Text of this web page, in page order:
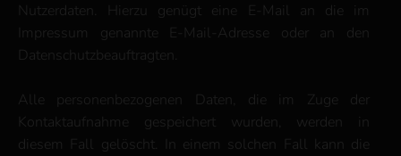
Nutzerdaten. Hierzu genügt eine E-Mail an die im
Impressum genannte E-Mail-Adresse oder an den
Datenschutzbeauftragten.
Alle personenbezogenen Daten, die im Zuge der
Kontaktaufnahme gespeichert wurden, werden in
diesem Fall gelöscht. In einem solchen Fall kann die